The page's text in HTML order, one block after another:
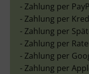
- Zahlung per
- Zahlung per
- Zahlung per
- Zahlung per
- Zahlung per
- Zahlung per